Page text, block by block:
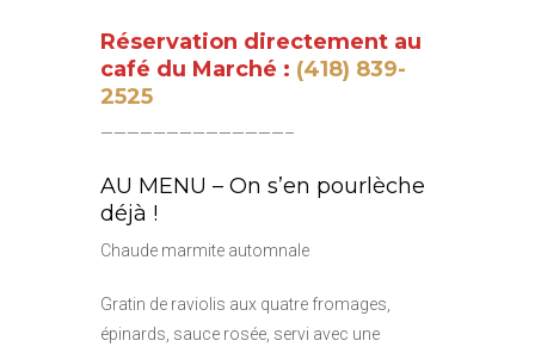
Réservation directement au
café du Marché : (418) 839-
2525
——————————————–
AU MENU – On s’en pourlèche
déjà !
Chaude marmite automnale
Gratin de raviolis aux quatre fromages,
épinards, sauce rosée, servi avec une